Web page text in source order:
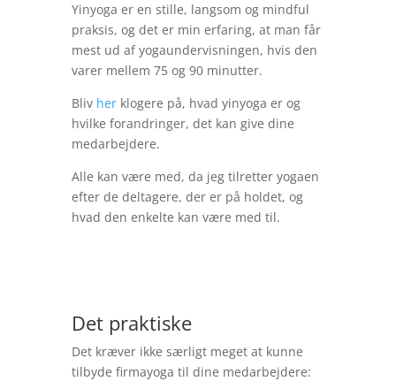
Yinyoga er en stille, langsom og mindful
praksis, og det er min erfaring, at man får
mest ud af yogaundervisningen, hvis den
varer mellem 75 og 90 minutter.
Bliv herklogere på, hvad yinyoga er og
hvilke forandringer, det kan give dine
medarbejdere.
Alle kan være med, da jeg tilretter yogaen
efter de deltagere, der er på holdet, og
hvad den enkelte kan være med til.
Det praktiske
Det kræver ikke særligt meget at kunne
tilbyde firmayoga til dine medarbejdere: